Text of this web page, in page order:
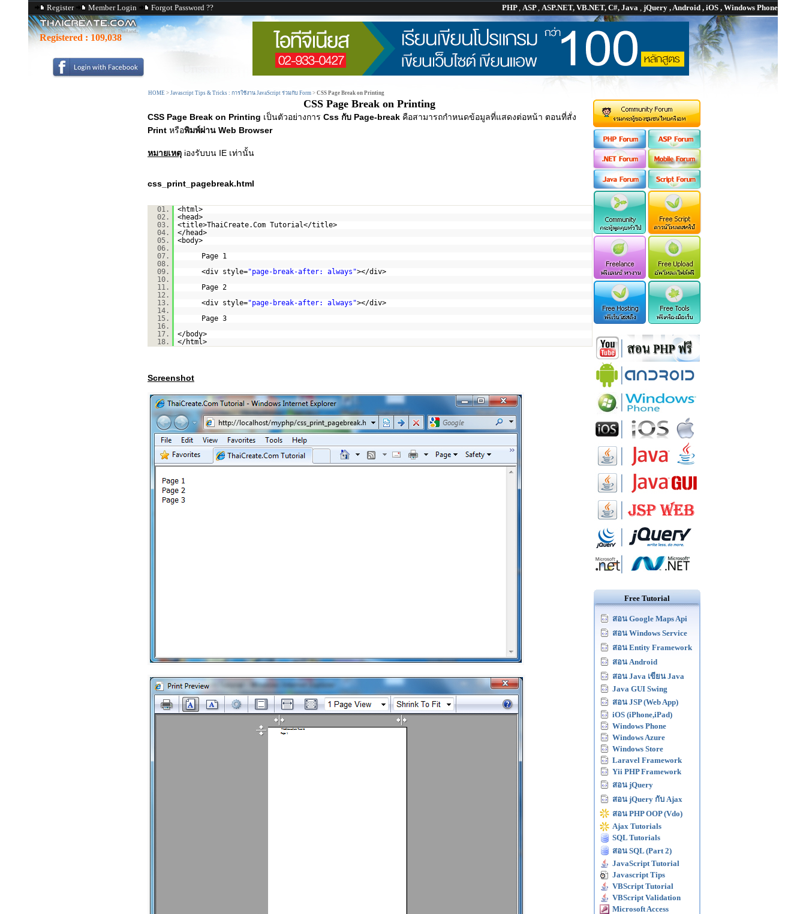
Register Member Login Forgot Password ?? PHP, ASP, ASP.NET, VB.NET, C#, Java , jQuery , Android , iOS , Windows Phone
Registered : 109,038
HOME > Javascript Tips & Tricks : การใช้งาน JavaScript ร่วมกับ Form > CSS Page Break on Printing
CSS Page Break on Printing
CSS Page Break on Printing เป็นตัวอย่างการ Css กับ Page-break คือสามารถกำหนดข้อมูลที่แสดงต่อหน้า ตอนที่สั่ง
Print หรือพิมพ์ผ่าน Web Browser
หมายเหตุ iองรับบน IE เท่านั้น
css_print_pagebreak.html
01.
<html>
02.
<head>
03.
<title>ThaiCreate.Com Tutorial</title>
04.
</head>
05.
<body>
06.
07.
Page 1
08.
09.
<div style="page-break-after: always"></div>
10.
11.
Page 2
12.
13.
<div style="page-break-after: always"></div>
14.
15.
Page 3
16.
17.
</body>
18.
</html>
Screenshot
Free Tutorial
สอน Google Maps Api
สอน Windows Service
สอน Entity Framework
สอน Android
สอน Java เขียน Java
Java GUI Swing
สอน JSP (Web App)
iOS (iPhone,iPad)
Windows Phone
Windows Azure
Windows Store
Laravel Framework
Yii PHP Framework
สอน jQuery
สอน jQuery กับ Ajax
สอน PHP OOP (Vdo)
Ajax Tutorials
SQL Tutorials
สอน SQL (Part 2)
JavaScript Tutorial
Javascript Tips
VBScript Tutorial
VBScript Validation
Microsoft Access